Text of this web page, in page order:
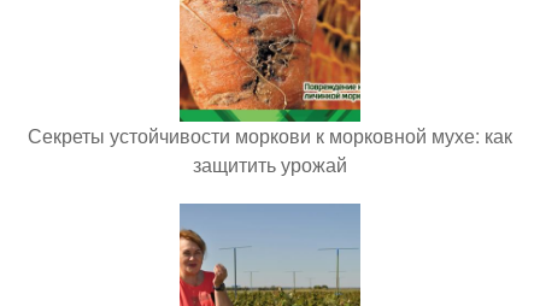
Секреты устойчивости моркови к морковной мухе: как
защитить урожай